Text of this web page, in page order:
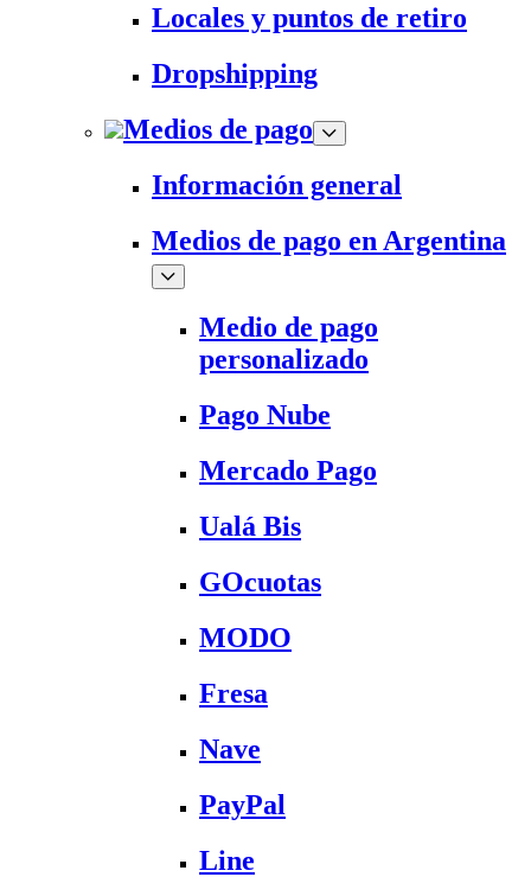
Locales y puntos de retiro
Dropshipping
Medios de pago
Información general
Medios de pago en Argentina
Medio de pago
personalizado
Pago Nube
Mercado Pago
Ualá Bis
GOcuotas
MODO
Fresa
Nave
PayPal
Line